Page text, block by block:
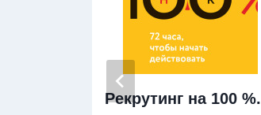
Рекрутинг на 100 %.